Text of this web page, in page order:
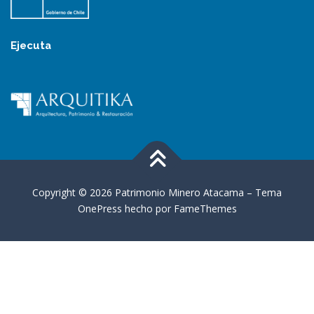
Ejecuta
Copyright © 2026 Patrimonio Minero Atacama – Tema
OnePress hecho por FameThemes